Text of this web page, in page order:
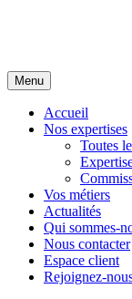
Menu
Accueil
Nos expertises
Toutes
Vos métiers
Actualités
Qui sommes-
Nous contacter
Espace client
Rejoignez-